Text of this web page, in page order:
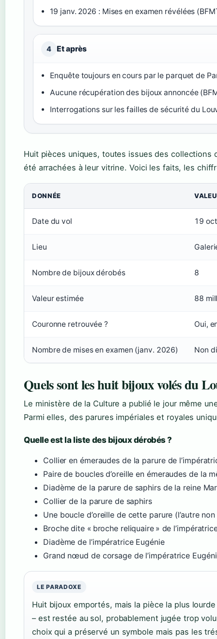
19 janv. 2026 : Mises en examen révélées
4 Et après
Enquête toujours en cours par le parquet de
Aucune récupération des bijoux annoncée
Interrogations sur les failles de sécurité du
Huit pièces uniques, toutes issues des collections
été arrachées à leur vitrine. Voici les faits, les
DONNÉE
Date du vol 19
Lieu
Nombre de bijoux dérobés 8
Valeur estimée 88
Couronne retrouvée ? Oui,
Nombre de mises en examen (janv. 2026) Non
Quels sont les huit bijoux volés du
Le ministère de la Culture a publié le jour même
Parmi elles, des parures impériales et royales
Quelle est la liste des bijoux dérobés ?
Collier en émeraudes de la parure de
Paire de boucles d’oreille en émeraudes de la
Diadème de la parure de saphirs de la reine
Collier de la parure de saphirs
Une boucle d’oreille de cette parure (l’autre
Broche dite « broche reliquaire » de
Diadème de l’impératrice Eugénie
Grand nœud de corsage de l’impératrice
LE PARADOXE
Huit bijoux emportés, mais la pièce la plus
– est restée au sol, probablement jugée trop
choix qui a préservé un symbole mais pas les